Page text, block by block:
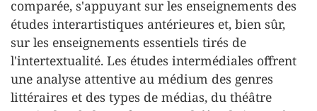
comparée, s'appuyant sur les enseignements des
études interartistiques antérieures et, bien sûr,
sur les enseignements essentiels tirés de
l'intertextualité. Les études intermédiales offrent
une analyse attentive au médium des genres
littéraires et des types de médias, du théâtre